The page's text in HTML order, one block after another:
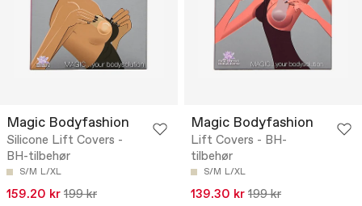
Magic Bodyfashion
Silicone Lift Covers -
BH-tilbehør
S/M L/XL
159.20 kr 199 kr
Magic Bodyfashion
Lift Covers - BH-
tilbehør
S/M L/XL
139.30 kr 199 kr